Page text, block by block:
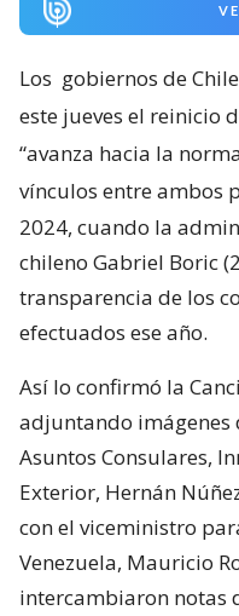
Los gobiernos de
este jueves el reinicio
“avanza hacia la
vínculos entre ambos
2024, cuando la
chileno Gabriel Boric
transparencia de los
efectuados ese año.
Así lo confirmó la
adjuntando imágenes
Asuntos Consulares,
Exterior, Hernán
con el viceministro
Venezuela, Mauricio
intercambiaron notas